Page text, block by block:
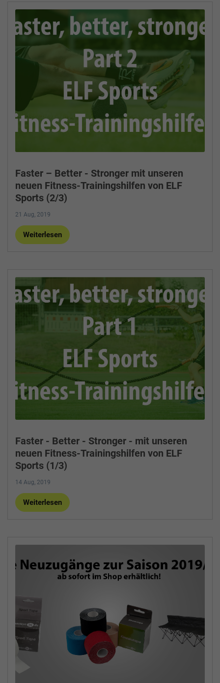
Faster – Better - Stronger mit unseren
neuen Fitness-Trainingshilfen von ELF
Sports (2/3)
21 Aug, 2019
Weiterlesen
Faster - Better - Stronger - mit unseren
neuen Fitness-Trainingshilfen von ELF
Sports (1/3)
14 Aug, 2019
Weiterlesen